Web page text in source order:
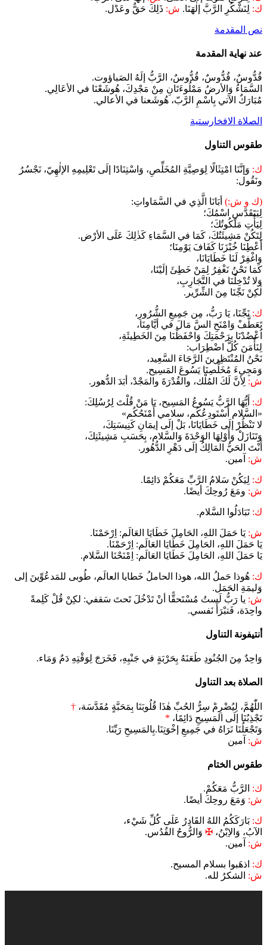
ك: لِنَشْكُرِ الرَّبَّ إلٰهَنَا. ش: ذَلِكَ حَقٌّ وعَدْل.
نص المقدمة
عند نهاية المقدمة
قُدُّوسٌ، قُدُّوسٌ، قُدُّوسٌ، الرَّبُّ إلَهُ الصَباؤوت.
السَّمَاءُ وَالأرضُ مَمْلُوءَتَانِ مِنْ مَجْدِكَ، هُوشَعْنَا في الأعَالِي.
مُبَارَكٌ الآتي بِاسْمِ الرَّبّ، هُوشَعنا في الأعالي.
الصلاة الافخارستية
طقوس التناول
ك: وَإنَّنَا امْتِثَالًا لِوَصِيَّةِ المُخَلِّصِ، وَاسْتِنَادًا إلَى تَعْلِيمِهِ الإلٰهِيّ، نَجْسُرُ
ونَقُول:
(ك و ش:) أبَانَا الَّذِي في السَّمَاواتِ:
لِيَتَقَدَّسِ اسْمُكَ؛
لِيَأْتِ مَلَكُوتُكَ؛
لِتَكُنْ مَشِيئَتُكَ، كَمَا في السَّمَاءِ كَذٰلِكَ عَلَى الأرْض.
أَعْطِنَا خُبْزَنَا كَفَافَ يَوْمِنَا؛
وَاغْفِرْ لَنَا خَطَايَانَا،
كَمَا نَحْنُ نَغْفِرُ لِمَنْ خَطِئَ إلَيْنَا،
وَلا تُدْخِلْنَا في التَّجَارِبِ،
لٰكِنْ نَجِّنَا مِنَ الشِّرِّير.
ك: نَجِّنَا، يَا رَبُّ، مِن جَمِيعِ الشُّرُورِ،
تَعَطَّفْ وَامْنَحِ السَّ مَالَ في أيَّامِنَا،
اُعْضُدْنَا بِرَحْمَتِكَ وَاحْفَظْنَا مِنَ الخَطِيئَةِ،
لِنَأْمَنَ كُلَّ اضْطِرَاب:
نَحْنُ المُنْتَظِرينَ الرَّجَاءَ السَّعِيد،
وَمَجِيءَ مُخَلِّصِنَا يَسُوعَ المَسِيح.
ش: لِأنَّ لَكَ المُلْك، والقُدْرَةَ والمَجْدْ، أبَدَ الدُّهور.
ك: أَيُّهَا الرَّبُّ يَسُوعُ المَسِيح، يَا مَنْ قُلْتَ لِرُسُلِكَ:
«السَّلام أَسْتَودِعُكُم، سلامي أَمْنَحُكُم»
لا تَنْظُرْ إلَى خَطَايَانَا، بَلْ إلَى إيمَانِ كَنِيسَتِكَ،
وَتَنَازَلْ وَأَوْلِهَا الوَحْدَةَ وَالسَّلام، بِحَسَبِ مَشِيئَتِكَ،
أَنْتَ الحَيُّ المَالِكُ إلَى دَهْرِ الدُّهُور.
ش: آمين.
ك: لِيَكُنْ سَلامُ الرَّبِّ مَعَكُمْ دَائِمًا.
ش: ومَعَ رُوحِكَ أيضًا.
ك: تَبَادَلُوا السَّلام.
ش: يَا حَمَلَ اللهِ، الحَامِلَ خَطَايَا العَالَم: اِرْحَمْنَا.
يَا حَمَلَ اللهِ، الحَامِلَ خَطَايَا العَالَم: اِرْحَمْنَا.
يَا حَمَلَ اللهِ، الحَامِلَ خَطَايَا العَالَم: اِمْنَحْنَا السَّلام.
ك: هُوذا حَملُ الله، هوذا الحاملُ خَطايا العالَم، طُوبى للمَدعُوِّينَ إلى
وَليمَةِ الحَمَل.
ش: يا رَبُّ لَستُ مُسْتَحقًّا أنْ تَدْخُلَ تَحتَ سَقفي: لكِنْ قُلْ كَلِمةً
واحِدَة، فَتبْرَأَ نَفسي.
أنتيفونة التناول
وَاحِدٌ مِنَ الجُنُودِ طَعَنَهُ بِحَرْبَةٍ في جَنْبِهِ، فَخَرَجَ لِوَقْتِهِ دَمٌ وَمَاء.
الصلاة بعد التناول
اللّٰهُمَّ، لِيُضْرِمْ سِرُّ الحُبِّ هٰذَا قُلُوبَنَا بِمَحَبَّةٍ مُقَدَّسَة، †
تَجْذِبُنَا إلَى المَسِيحِ دَائِمًا، *
وَتَجْعَلُنَا نَرَاهُ في جَمِيعِ إخْوَتِنَا.بِالمَسِيحِ رَبِّنَا.
ش: آمين
طقوس الختام
ك: الرَّبُّ مَعَكُمْ.
ش: وَمَعَ روحِكَ أيضًا.
ك: بَارَكَكُمُ اللهُ القَادِرُ عَلَى كُلِّ شَيْء،
الآبُ، وَالاِبْنُ، ✠ وَالرُّوحُ القُدُس.
ش: آمين.
ك: اذهَبوا بسلام المسيح.
ش: الشكرُ لله.